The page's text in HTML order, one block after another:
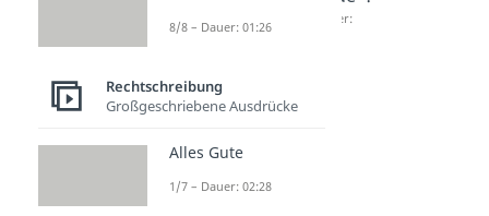
01:06
ein
Dauer:
01:09
Dauer:
8/8 – Dauer: 01:26
Rechtschreibung
Großgeschriebene Ausdrücke
Alles Gute
1/7 – Dauer: 02:28